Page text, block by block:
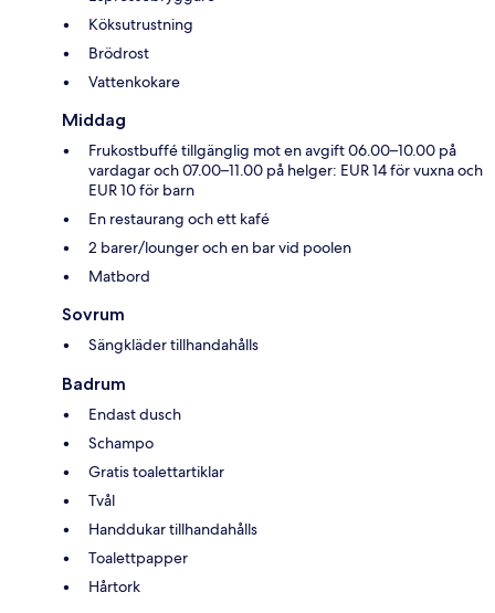
Köksutrustning
Brödrost
Vattenkokare
Middag
Frukostbuffé tillgänglig mot en avgift 06.00–10.00 på
vardagar och 07.00–11.00 på helger: EUR 14 för vuxna och
EUR 10 för barn
En restaurang och ett kafé
2 barer/lounger och en bar vid poolen
Matbord
Sovrum
Sängkläder tillhandahålls
Badrum
Endast dusch
Schampo
Gratis toalettartiklar
Tvål
Handdukar tillhandahålls
Toalettpapper
Hårtork